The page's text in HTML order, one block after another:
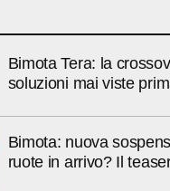
Bimota Tera: la
soluzioni mai viste
Bimota: nuova
ruote in arrivo? Il